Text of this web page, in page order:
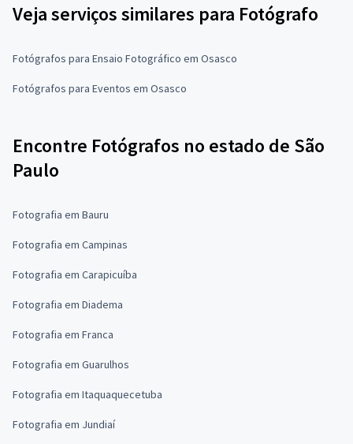
Veja serviços similares para Fotógrafo
Fotógrafos para Ensaio Fotográfico em Osasco
Fotógrafos para Eventos em Osasco
Encontre Fotógrafos no estado de São
Paulo
Fotografia em Bauru
Fotografia em Campinas
Fotografia em Carapicuíba
Fotografia em Diadema
Fotografia em Franca
Fotografia em Guarulhos
Fotografia em Itaquaquecetuba
Fotografia em Jundiaí